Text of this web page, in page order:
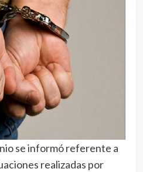
se informó referente a
realizadas por